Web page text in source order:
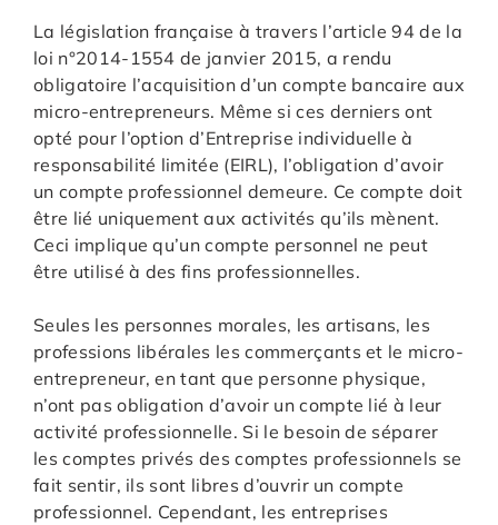
La législation française à travers l’article 94 de la
loi n°2014-1554 de janvier 2015, a rendu
obligatoire l’acquisition d’un compte bancaire aux
micro-entrepreneurs. Même si ces derniers ont
opté pour l’option d’Entreprise individuelle à
responsabilité limitée (EIRL), l’obligation d’avoir
un compte professionnel demeure. Ce compte doit
être lié uniquement aux activités qu’ils mènent.
Ceci implique qu’un compte personnel ne peut
être utilisé à des fins professionnelles.
Seules les personnes morales, les artisans, les
professions libérales les commerçants et le micro-
entrepreneur, en tant que personne physique,
n’ont pas obligation d’avoir un compte lié à leur
activité professionnelle. Si le besoin de séparer
les comptes privés des comptes professionnels se
fait sentir, ils sont libres d’ouvrir un compte
professionnel. Cependant, les entreprises